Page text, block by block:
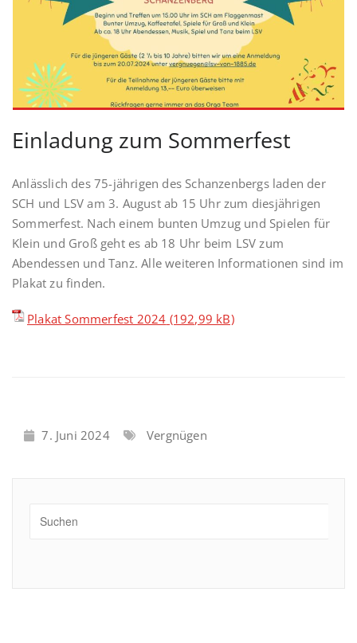
Einladung zum Sommerfest
Anlässlich des 75-jährigen des Schanzenbergs laden der
SCH und LSV am 3. August ab 15 Uhr zum diesjährigen
Sommerfest. Nach einem bunten Umzug und Spielen für
Klein und Groß geht es ab 18 Uhr beim LSV zum
Abendessen und Tanz. Alle weiteren Informationen sind im
Plakat zu finden.
Plakat Sommerfest 2024
7. Juni 2024 Vergnügen